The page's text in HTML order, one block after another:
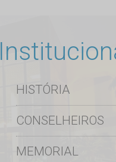
HISTÓRIA
CONSELHEIROS
MEMORIAL